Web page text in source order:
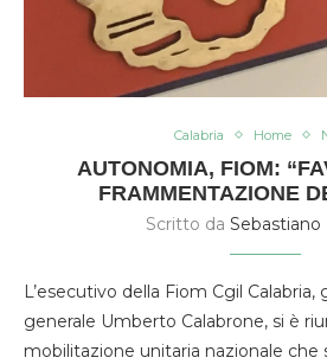
Calabria Home
AUTONOMIA, FIOM:
FRAMMENTAZIONE
Scritto da Sebastiano
L’esecutivo della Fiom Cgil
generale Umberto Calabrone, si è
mobilitazione unitaria nazionale che